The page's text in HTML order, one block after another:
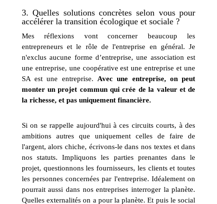
3. Quelles solutions concrètes selon vous pour
accélérer la transition écologique et sociale ?
Mes réflexions vont concerner beaucoup les
entrepreneurs et le rôle de l'entreprise en général. Je
n'exclus aucune forme d’entreprise, une association est
une entreprise, une coopérative est une entreprise et une
SA est une entreprise. Avec une entreprise, on peut
monter un projet commun qui crée de la valeur et de
la richesse, et pas uniquement financière.
Si on se rappelle aujourd'hui à ces circuits courts, à des
ambitions autres que uniquement celles de faire de
l'argent, alors chiche, écrivons-le dans nos textes et dans
nos statuts. Impliquons les parties prenantes dans le
projet, questionnons les fournisseurs, les clients et toutes
les personnes concernées par l'entreprise. Idéalement on
pourrait aussi dans nos entreprises interroger la planète.
Quelles externalités on a pour la planète. Et puis le social